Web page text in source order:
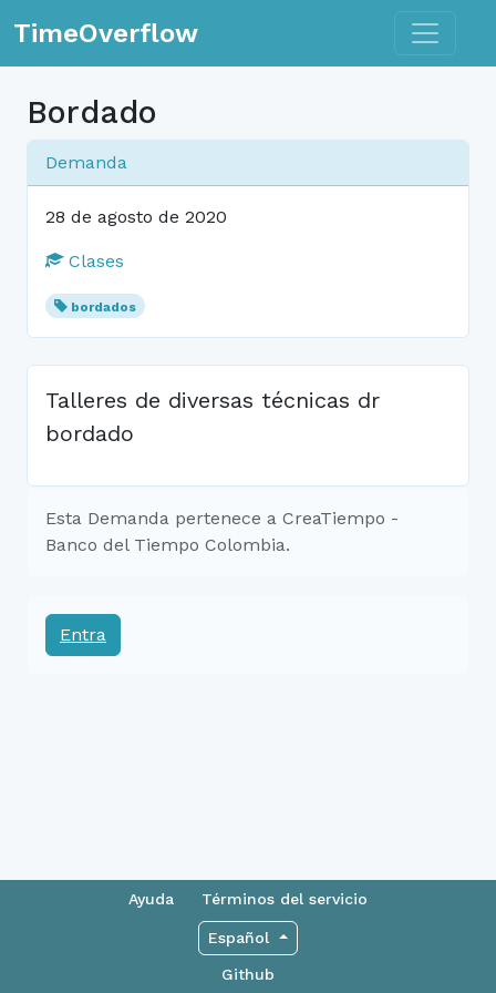
TimeOverflow Toggle
Bordado
Demanda
28 de agosto de 2020
Clases
bordados
Talleres de diversas técnicas dr
bordado
Esta Demanda pertenece a CreaTiempo -
Banco del Tiempo Colombia.
Entra
Ayuda Términos del servicio
Español
Github